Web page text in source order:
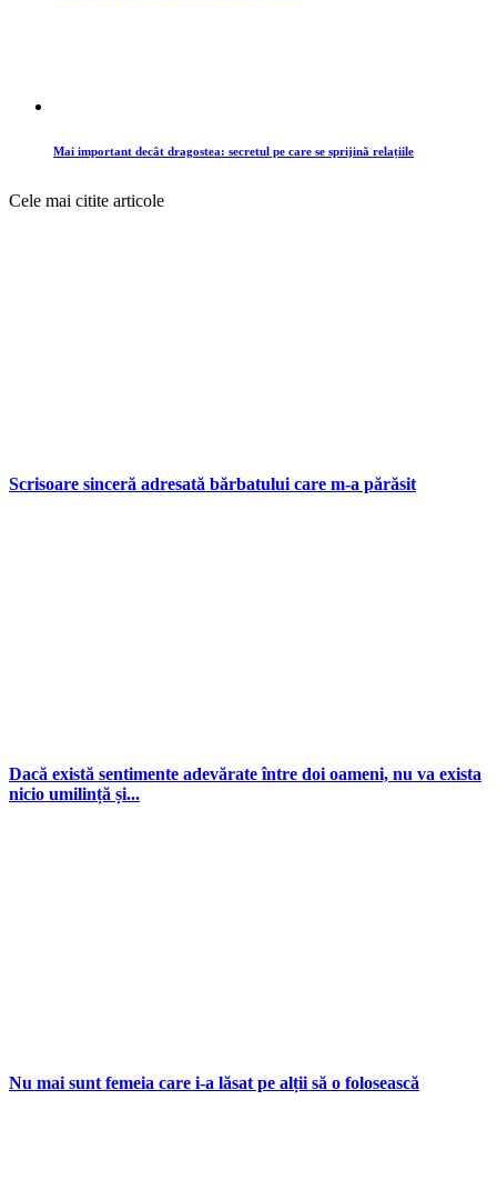
Mai important decât dragostea: secretul pe care se sprijină relațiile
Cele mai citite articole
Scrisoare sinceră adresată bărbatului care m-a părăsit
Dacă există sentimente adevărate între doi oameni, nu va exista
nicio umilință și...
Nu mai sunt femeia care i-a lăsat pe alții să o folosească